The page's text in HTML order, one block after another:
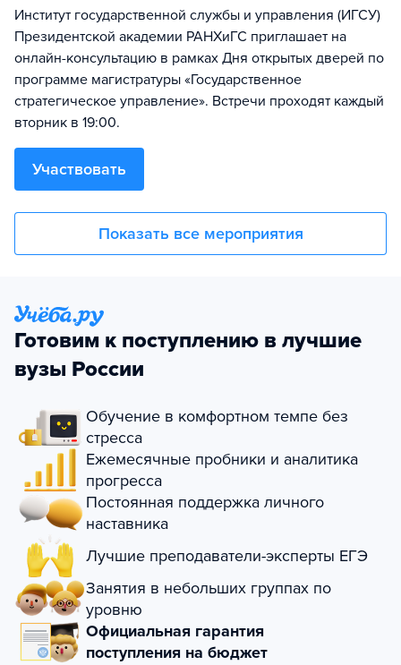
Институт государственной службы и управления (ИГСУ)
Президентской академии РАНХиГС приглашает на
онлайн-консультацию в рамках Дня открытых дверей по
программе магистратуры «Государственное
стратегическое управление». Встречи проходят каждый
вторник в 19:00.
Участвовать
Показать все мероприятия
Готовим к поступлению в лучшие
вузы России
Обучение в комфортном темпе без
стресса
Ежемесячные пробники и аналитика
прогресса
Постоянная поддержка личного
наставника
Лучшие преподаватели-эксперты ЕГЭ
Занятия в небольших группах по
уровню
Официальная гарантия
поступления на бюджет